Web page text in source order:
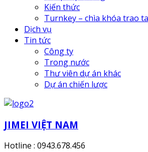
Kiến thức
Turnkey – chìa khóa trao
Dịch vụ
Tin tức
Công ty
Trong nước
Thư viên dự án khác
Dự án chiến lược
JIMEI VIỆT NAM
Hotline : 0943.678.456